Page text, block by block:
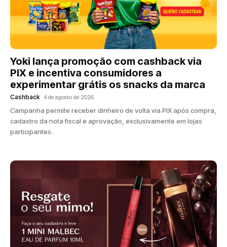
Yoki lança promoção com cashback via
PIX e incentiva consumidores a
experimentar grátis os snacks da marca
Cashback 4 de agosto de 2026
Campanha permite receber dinheiro de volta via PIX após compra,
cadastro da nota fiscal e aprovação, exclusivamente em lojas
participantes.